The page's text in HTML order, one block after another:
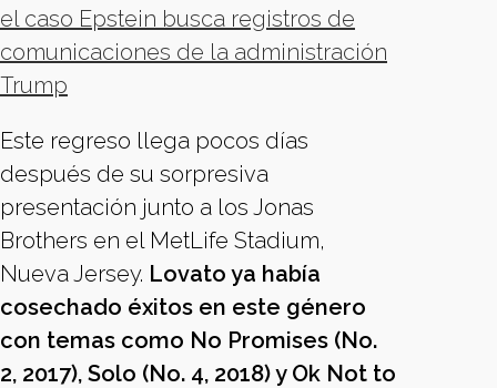
el caso Epstein busca registros de
comunicaciones de la administración
Trump
Este regreso llega pocos días
después de su sorpresiva
presentación junto a los Jonas
Brothers en el MetLife Stadium,
Nueva Jersey. Lovato ya había
cosechado éxitos en este género
con temas como No Promises (No.
2, 2017), Solo (No. 4, 2018) y Ok Not to